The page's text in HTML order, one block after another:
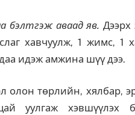
бэлтгэж аваад яв. Дээрх
хавчуулж, 1 жимс, 1
идэж амжина шүү дээ.
олон төрлийн, хялбар,
уулгаж хэвшүүлэх